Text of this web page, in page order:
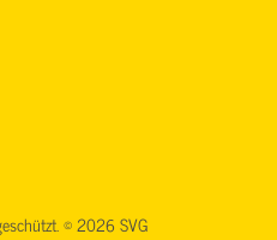
© 2026 SVG